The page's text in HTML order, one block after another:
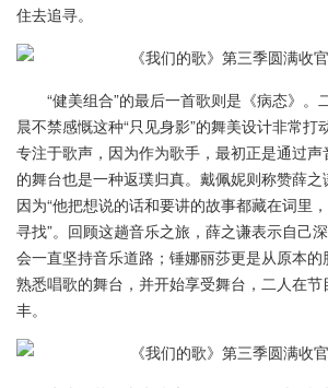
住去追寻。
“健美组合”的最后一首歌则是《病态》。
晨不禁感慨这种“只见身影”的舞美设计非常打
专注于歌声，因为作为歌手，最初正是通过
的舞台也是一种返璞归真。戴佩妮则称赞薛之
因为“他把想说的话和要讲的故事都藏在词里
寻找”。回顾这趟音乐之旅，薛之谦表示自己
会一直坚持音乐道路；锤娜丽莎更是从原本
熟悉唱歌的舞台，并开始享受舞台，二人在
丰。